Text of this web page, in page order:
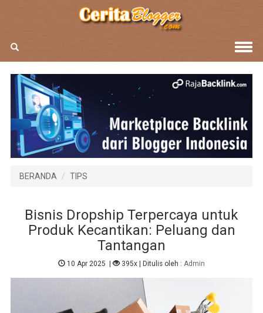
BERANDA TIPS
Bisnis Dropship Terpercaya untuk
Produk Kecantikan: Peluang dan
Tantangan
10 Apr 2025 | 395x| Ditulis oleh : Admin